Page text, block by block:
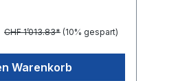
CHF 1’013.83* (10% gespart)
Warenkorb